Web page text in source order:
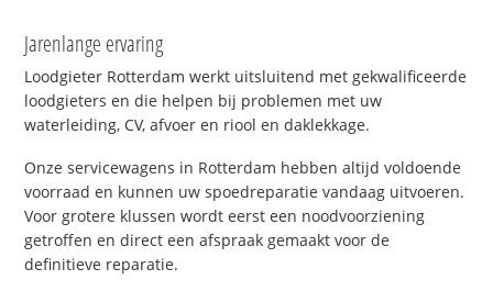
Jarenlange ervaring
Loodgieter Rotterdam werkt uitsluitend met gekwalificeerde
loodgieters en die helpen bij problemen met uw
waterleiding, CV, afvoer en riool en daklekkage.
Onze servicewagens in Rotterdam hebben altijd voldoende
voorraad en kunnen uw spoedreparatie vandaag uitvoeren.
Voor grotere klussen wordt eerst een noodvoorziening
getroffen en direct een afspraak gemaakt voor de
definitieve reparatie.